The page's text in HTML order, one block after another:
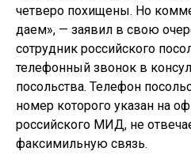
четверо похищены. Но
даем», — заявил в свою
сотрудник российского
телефонный звонок в
посольства. Телефон
номер которого указан на
российского МИД, не
факсимильную связь.